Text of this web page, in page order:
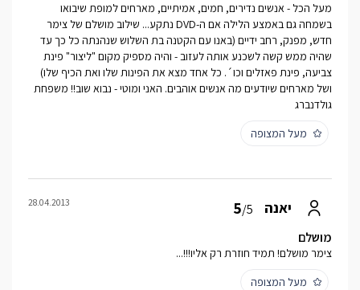
מעל הכל - אנשים נדירים, חמים, אמיתיים, מארחים למופת שיבואו
בשמחה גם באמצע הלילה אם ה-DVD נתקע... שילוב מושלם של צימר
חדש, מפנק, רחב ידיים (באנו עם הקטנה בת השלוש שנהנתה כל כך עד
שהיה ממש קשה לשכנע אותה לעזוב - והיה מספיק מקום "ליצור" פינת
צביעה, פינת פאזלים וכו´. כל אחד מצא את הפינות שלו ואת הכיף שלו)
ושל מארחים שיודעים מה אנשים אוהבים. האני ומוטי - נבוא שוב!! משפחת
גולדנברג
מעל המצופה
יאנה 5/5
28.04.2013
מושלם
צימר מושלם! תמיד חוזרת רק אליו!!!...
מעל המצופה